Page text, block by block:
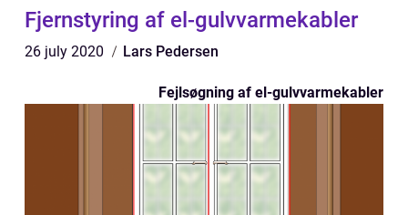
Fjernstyring af el-gulvvarmekabler
26 july 2020 Lars Pedersen
Fejlsøgning af el-gulvvarmekabler